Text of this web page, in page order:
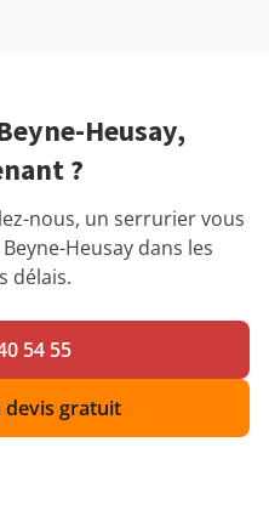
Heusay,
?
nous, un serrurier vous
Heusay dans les
délais.
54 55
devis gratuit